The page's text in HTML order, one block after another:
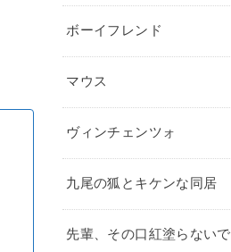
ボーイフレンド
マウス
ヴィンチェンツォ
九尾の狐とキケンな同居
先輩、その口紅塗らないで